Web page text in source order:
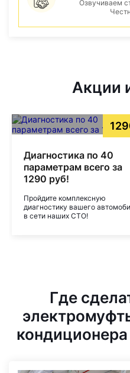
Озвучиваем
Акции
Диагностика по 40
параметрам всего за
1290 руб!
Пройдите комплексную
диагностику вашего
в сети наших СТО!
Где